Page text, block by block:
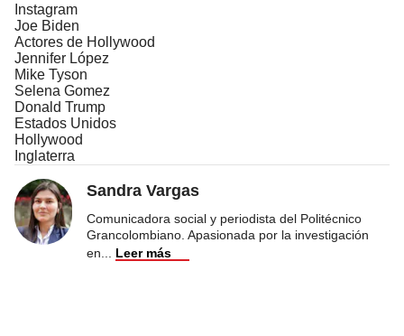
Instagram
Joe Biden
Actores de Hollywood
Jennifer López
Mike Tyson
Selena Gomez
Donald Trump
Estados Unidos
Hollywood
Inglaterra
Sandra Vargas
Comunicadora social y periodista del Politécnico
Grancolombiano. Apasionada por la investigación
en
Leer más